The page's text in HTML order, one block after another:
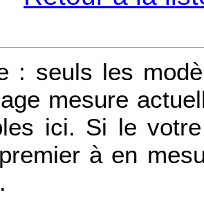
: seuls les
mesure
ici. Si le
à en